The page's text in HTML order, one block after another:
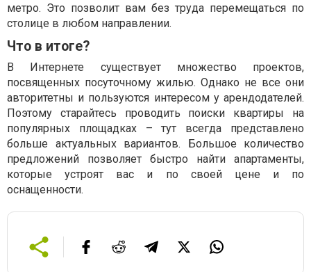
метро. Это позволит вам без труда перемещаться по
столице в любом направлении.
Что в итоге?
В Интернете существует множество проектов,
посвященных посуточному жилью. Однако не все они
авторитетны и пользуются интересом у арендодателей.
Поэтому старайтесь проводить поиски квартиры на
популярных площадках – тут всегда представлено
больше актуальных вариантов. Большое количество
предложений позволяет быстро найти апартаменты,
которые устроят вас и по своей цене и по
оснащенности.